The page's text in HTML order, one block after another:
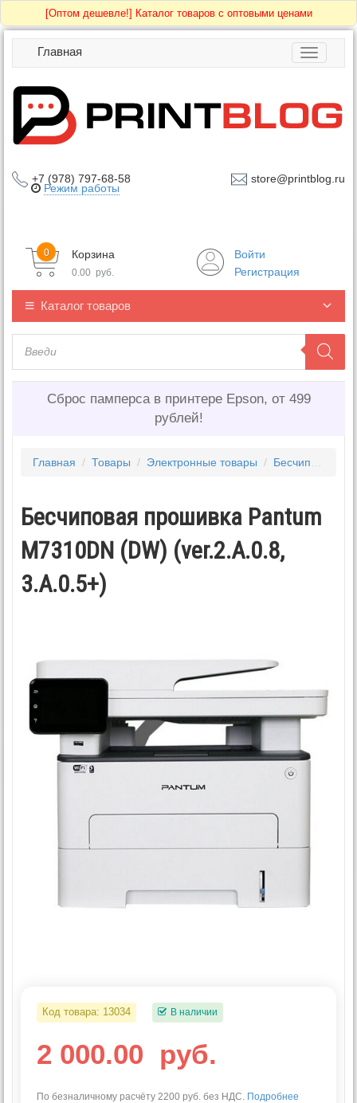
[Оптом дешевле!] Каталог товаров с оптовыми ценами
Toggle
Главная
+7 (978) 797-68-58 store@printblog.ru
Режим работы
Корзина
0
0.00 руб.
Войти
Регистрация
Каталог товаров
Сброс памперса в принтере Epson, от 499
рублей!
Главная / Товары / Электронные товары / Бесчиповые прошивки PANTUM 2
Бесчиповая прошивка Pantum
M7310DN (DW) (ver.2.A.0.8,
3.A.0.5+)
Код товара: 13034 В наличии
2 000.00 руб.
По безналичному расчёту 2200 руб. без НДС. Подробнее